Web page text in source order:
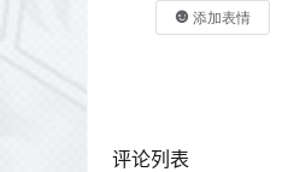
添加表情
评论列表